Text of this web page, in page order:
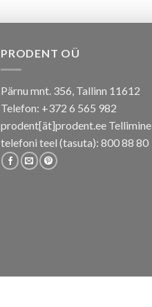
PRODENT OÜ
Pärnu mnt. 356, Tallinn 11612
Telefon: +372 6 565 982
prodent[ät]prodent.ee Tellimine
telefoni teel (tasuta): 800 88 80